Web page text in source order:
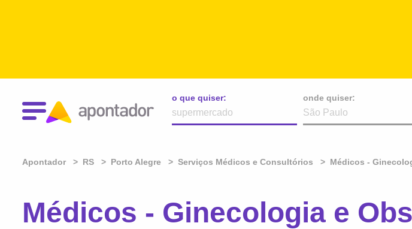
o que quiser:
onde quiser:
Apontador RS Porto Alegre Serviços Médicos e Consultórios Médicos -
Médicos - Ginecologia e